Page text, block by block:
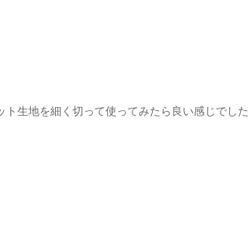
生地を細く切って使ってみたら良い感じでした